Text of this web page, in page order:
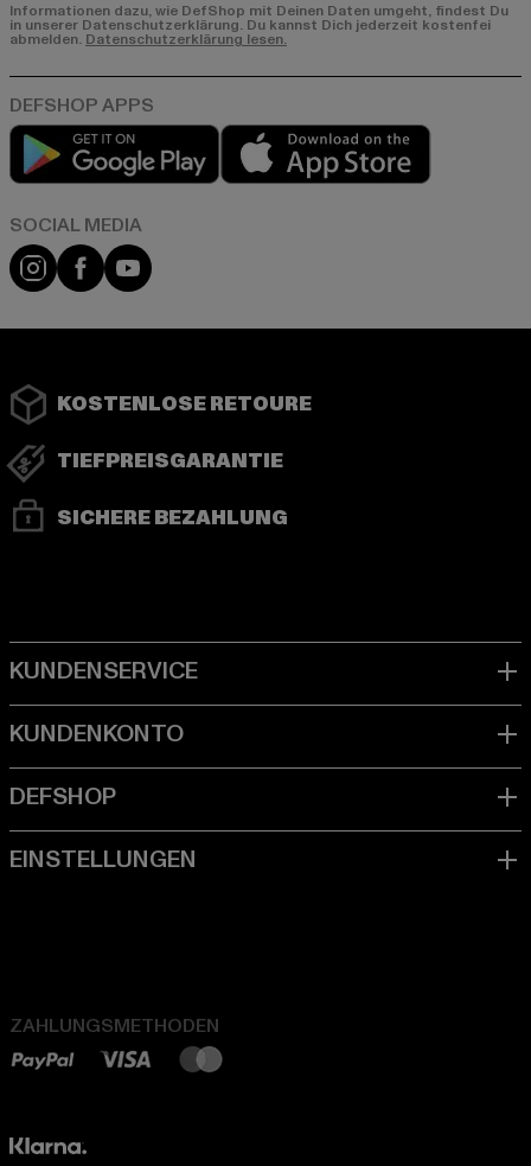
Informationen dazu, wie DefShop mit Deinen Daten umgeht, findest Du
in unserer Datenschutzerklärung. Du kannst Dich jederzeit kostenfei
abmelden. Datenschutzerklärung lesen.
Play market
Instagram
FacebookYouTube
KOSTENLOSE RETOURE
TIEFPREISGARANTIE
SICHERE BEZAHLUNG
ZAHLUNGSMETHODEN